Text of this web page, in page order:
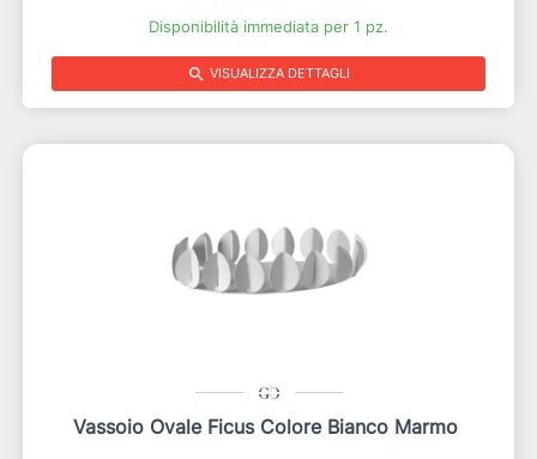
Disponibilità immediata per 1 pz.
search VISUALIZZA DETTAGLI
Vassoio Ovale Ficus Colore Bianco Marmo